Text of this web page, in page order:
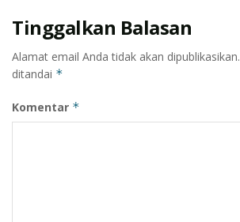
Tinggalkan Balasan
Alamat email Anda tidak akan dipublikasikan.
ditandai *
Komentar *